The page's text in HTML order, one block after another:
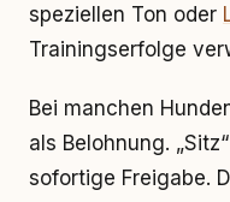
speziellen Ton oder
Trainingserfolge
Bei manchen
als Belohnung.
sofortige Freigabe.